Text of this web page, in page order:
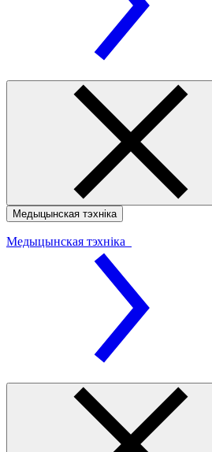
Медыцынская тэхніка
Медыцынская тэхніка